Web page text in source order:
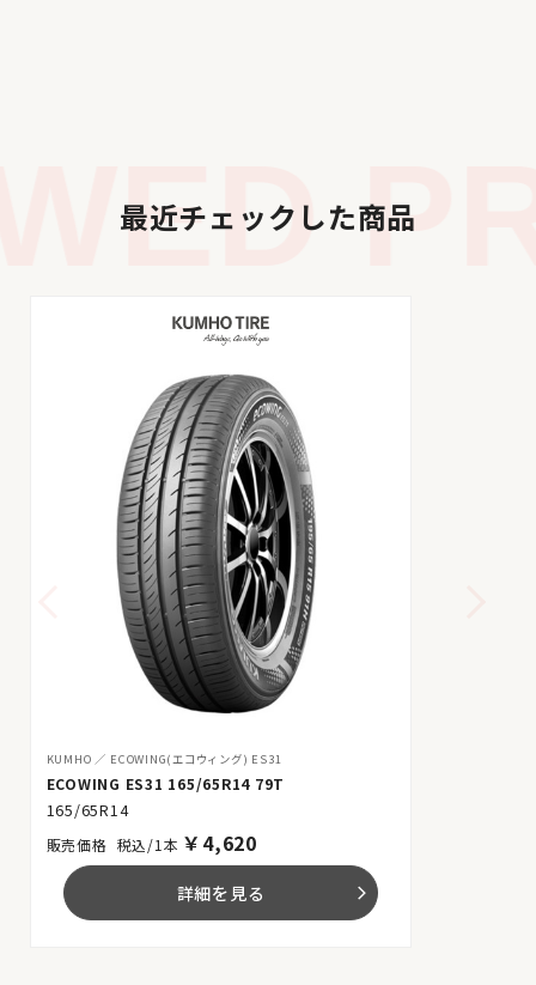
最近チェックした商品
KUMHO ECOWING(エコウィング) ES31
ECOWING ES31 165/65R14 79T
165/65R14
税込/1本 ￥ 4,620
詳細を見る arrow_forward_ios